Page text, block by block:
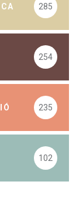
285
254
235
102